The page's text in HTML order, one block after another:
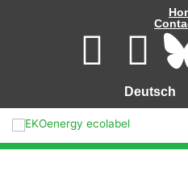
L
n
I
n
s
Deutsch